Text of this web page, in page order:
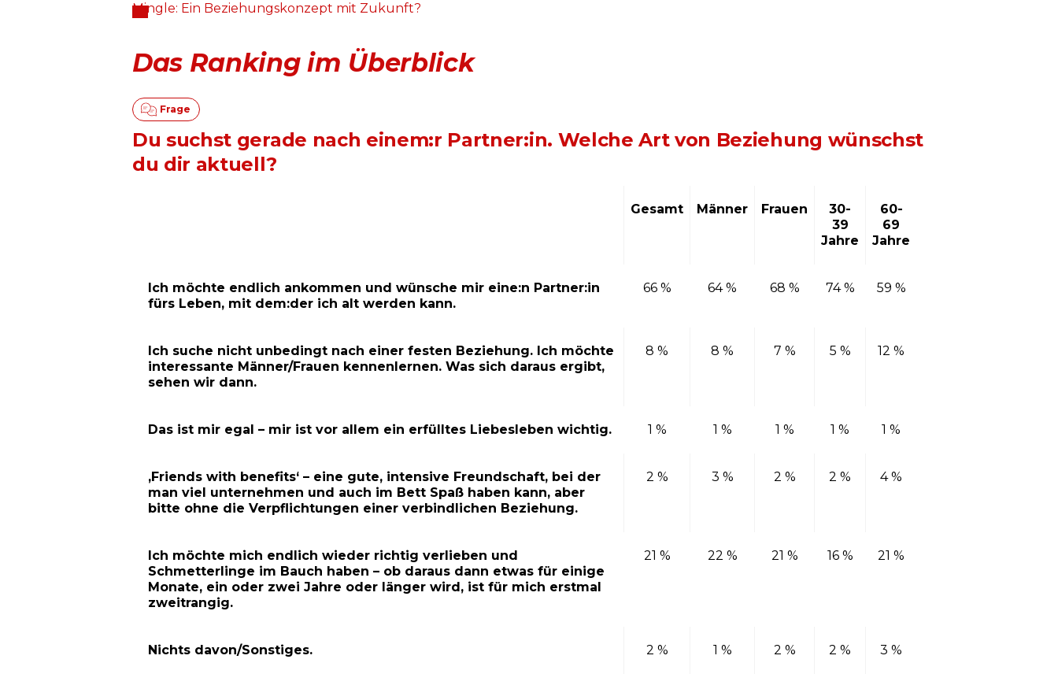
Mingle: Ein Beziehungskonzept mit Zukunft?
Das Ranking im Überblick
Du suchst gerade nach einem:r Partner:in. Welche Art von Beziehung wünschst
du dir aktuell?
Gesamt Männer Frauen
30-
39
Jahre
60-
69
Jahre
Ich möchte endlich ankommen und wünsche mir eine:n Partner:in
fürs Leben, mit dem:der ich alt werden kann.
66 % 64 % 68 % 74 % 59 %
Ich suche nicht unbedingt nach einer festen Beziehung. Ich möchte
interessante Männer/Frauen kennenlernen. Was sich daraus ergibt,
sehen wir dann.
8 % 8 % 7 % 5 % 12 %
Das ist mir egal – mir ist vor allem ein erfülltes Liebesleben wichtig. 1 % 1 % 1 % 1 % 1 %
‚Friends with benefits‘ – eine gute, intensive Freundschaft, bei der
man viel unternehmen und auch im Bett Spaß haben kann, aber
bitte ohne die Verpflichtungen einer verbindlichen Beziehung.
2 % 3 % 2 % 2 % 4 %
Ich möchte mich endlich wieder richtig verlieben und
Schmetterlinge im Bauch haben – ob daraus dann etwas für einige
Monate, ein oder zwei Jahre oder länger wird, ist für mich erstmal
zweitrangig.
21 % 22 % 21 % 16 % 21 %
Nichts davon/Sonstiges. 2 % 1 % 2 % 2 % 3 %